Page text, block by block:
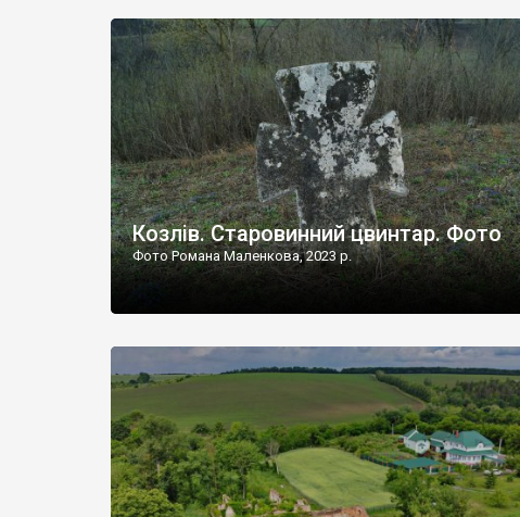
Наддністрянське відрізняється від більшості навколишніх
сіл. У селі є мурована Михайлівська церква. Точної дати […]
Козлів. Старовинний цвинтар. Фото
Фото Романа Маленкова, 2023 р.